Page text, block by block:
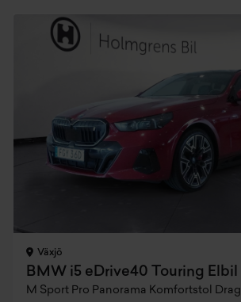
Växjö
BMW i5 eDrive40 Touring Elbil
M Sport Pro Panorama Komfortstol Drag